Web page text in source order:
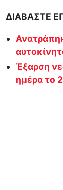
ΔΙΑΒΑΣΤΕ
Έξαρση
ημέρα το